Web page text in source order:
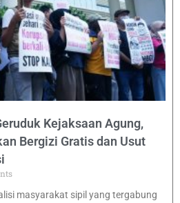
Kejaksaan Agung,
Bergizi Gratis dan Usut
masyarakat sipil yang tergabung